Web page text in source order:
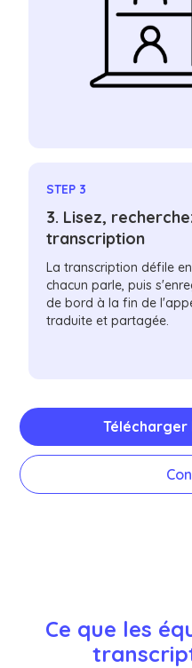
STEP 3
3. Lisez,
transcription
La transcription défile
chacun parle, puis
de bord à la fin de
traduite et partagée.
Ce que les